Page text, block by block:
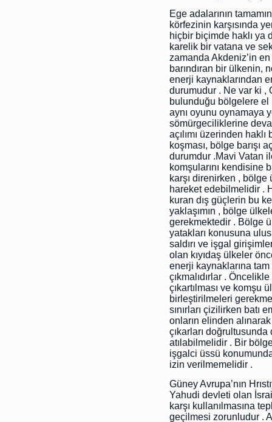
Ege adalarının
körfezinin karşısında
hiçbir biçimde haklı ya
karelik bir vatana ve
zamanda Akdeniz’in
barındıran bir ülkenin,
enerji kaynaklarından
durumudur . Ne var ki ,
bulunduğu bölgelere el
aynı oyunu oynamaya
sömürgeciliklerine
açılımı üzerinden
koşması, bölge barışı
durumdur .Mavi Vatan
komşularını kendisine
karşı direnirken ,
hareket edebilmelidir .
kuran dış güçlerin bu
yaklaşımın , bölge
gerekmektedir . Bölge
yatakları konusuna
saldırı ve işgal
olan kıyıdaş ülkeler
enerji kaynaklarına
çıkmalıdırlar .
çıkartılması ve komşu
birleştirilmeleri
sınırları çizilirken batı
onların elinden
çıkarları
atılabilmelidir . Bir
işgalci üssü
izin verilmemelidir .
Güney Avrupa’nın
Yahudi devleti olan
karşı kullanılmasına
geçilmesi zorunludur .